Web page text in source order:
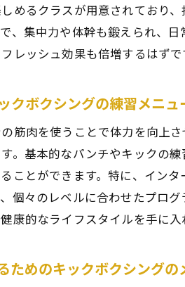
初心者が注意
キックボクシング
プロが教える
効率的なトレー
パフォーマン
青葉区で提供
体力と技術を
青葉区の自然に囲
青葉区の自然環
めるクラスが用意されており
、集中力や体幹も鍛えられ、
レッシュ効果も倍増するはずで
クボクシングの練習メニュ
筋肉を使うことで体力を向上
。基本的なパンチやキックの
ことができます。特に、イン
個々のレベルに合わせたプロ
康的なライフスタイルを手に入
ためのキックボクシングの